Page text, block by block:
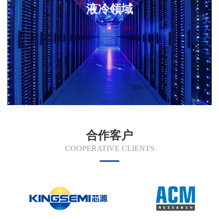
液冷领域
合作客户
COOPERATIVE CLIENTS